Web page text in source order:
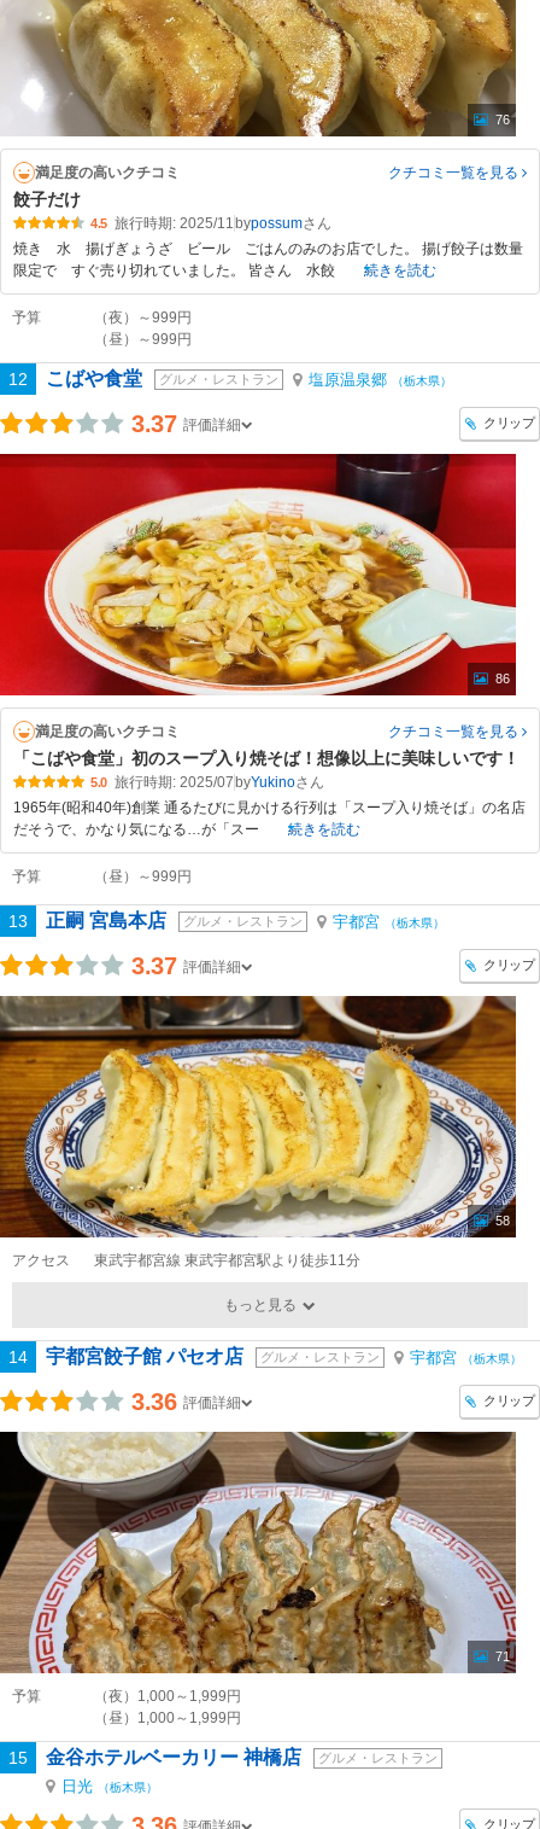
76
満足度の高いクチコミ クチコミ一覧を見る
餃子だけ
4.5 旅行時期: 2025/11 bypossum
焼き 水 揚げぎょうざ ビール ごはんのみのお店でした。 揚げ餃子は数量
限定で すぐ売り切れていました。 皆さん 水餃
続きを読む
予算
（夜）～999円
（昼）～999円
12 こばや食堂 グルメ・レストラン 塩原温泉郷 （栃木県）
3.37 評価詳細 クリップ
86
満足度の高いクチコミ クチコミ一覧を見る
「こばや食堂」初のスープ入り焼そば！想像以上に美味しいです！
5.0 旅行時期: 2025/07 byYukino
1965年(昭和40年)創業 通るたびに見かける行列は「スープ入り焼そば」の名店
だそうで、かなり気になる…が「スー
続きを読む
予算 （昼）～999円
13 正嗣 宮島本店 グルメ・レストラン 宇都宮 （栃木県）
3.37 評価詳細 クリップ
58
アクセス 東武宇都宮線 東武宇都宮駅より徒歩11分
もっと見る
14 宇都宮餃子館 パセオ店 グルメ・レストラン 宇都宮 （栃木県）
3.36 評価詳細 クリップ
71
予算
（夜）1,000～1,999円
（昼）1,000～1,999円
15 金谷ホテルベーカリー 神橋店 グルメ・レストラン
日光 （栃木県）
クリップ